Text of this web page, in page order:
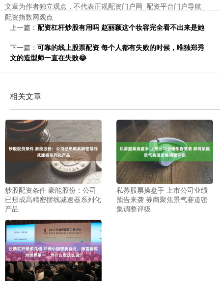
文章为作者独立观点，不代表正规配资门户网_配资平台门户导航_
配资指数网观点
上一篇： 配资杠杆炒股有用吗 赵丽颖这个妆容完全看不出来是她 ​​​
下一篇： 可靠的线上股票配资 每个人都有失败的时候，唯独郑秀
文的造型师一直在失败😂 ​​​
相关文章
炒股配资条件 豪能股份：公司
已形成高精密摆线减速器系列化
产品
私募股票操盘手 上市公司业绩
预告来袭 券商聚焦景气赛道密
集调整评级